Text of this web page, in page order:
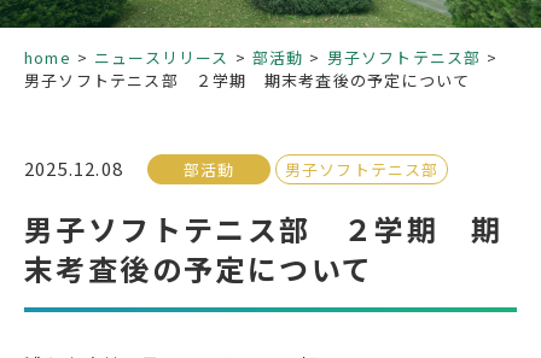
部活動
受検生の方へ
年間スケジュール
学校パンフレット
教科ガイド
校長室より
home ニュースリリース 部活動
男子ソフトテニス部
男子ソフトテニス部 ２学期 期末考査後の予定について
2025.12.08 部活動 男子ソフトテニス部
男子ソフトテニス部 ２学期 期
末考査後の予定について